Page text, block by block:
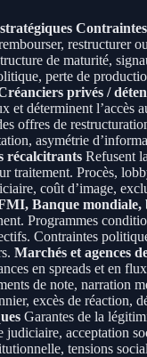
restructurer
de maturité,
perte de
privés /
et déterminent l’accès
offres de
asymétrie
récalcitrants Refusent
traitement. Procès,
coût d’image,
Banque mondiale,
Programmes
Contraintes
Marchés et agences
en spreads et en
de note, narration
excès de réaction,
Garantes de la
judiciaire, acceptation
tensions